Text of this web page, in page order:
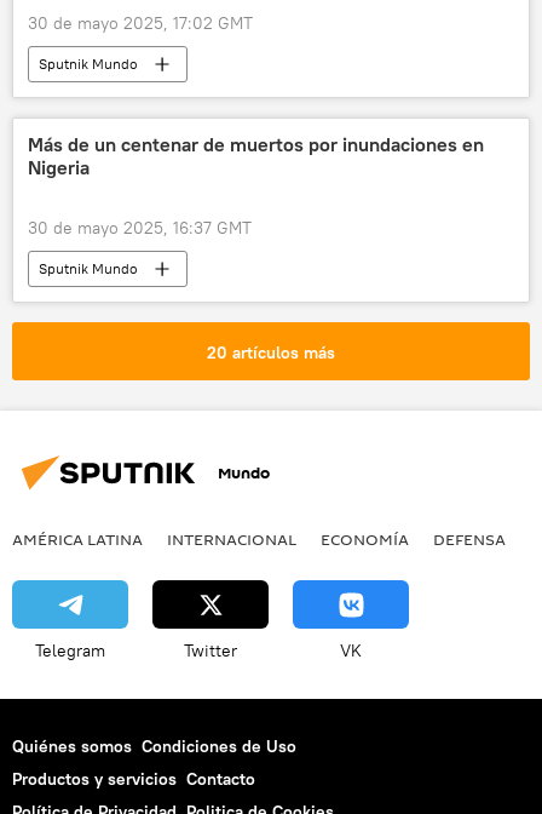
30 de mayo 2025, 17:02 GMT
Sputnik Mundo
Más de un centenar de muertos por inundaciones en
Nigeria
30 de mayo 2025, 16:37 GMT
Sputnik Mundo
20 artículos más
Mundo
AMÉRICA LATINA INTERNACIONAL ECONOMÍA DEFENSA
Telegram Twitter VK
Quiénes somos Condiciones de Uso
Productos y servicios Contacto